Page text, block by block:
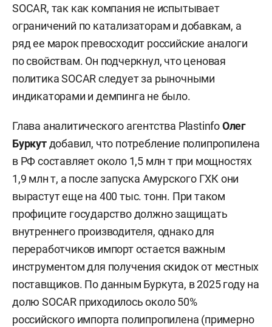
SOCAR, так как компания не испытывает
ограничений по катализаторам и добавкам, а
ряд ее марок превосходит российские аналоги
по свойствам. Он подчеркнул, что ценовая
политика SOCAR следует за рыночными
индикаторами и демпинга не было.
Глава аналитического агентства PlastinfoОлег
Буркутдобавил, что потребление полипропилена
в РФ составляет около 1,5 млн т при мощностях
1,9 млн т, а после запуска Амурского ГХК они
вырастут еще на 400 тыс. тонн. При таком
профиците государство должно защищать
внутреннего производителя, однако для
переработчиков импорт остается важным
инструментом для получения скидок от местных
поставщиков. По данным Буркута, в 2025 году на
долю SOCAR приходилось около 50%
российского импорта полипропилена (примерно